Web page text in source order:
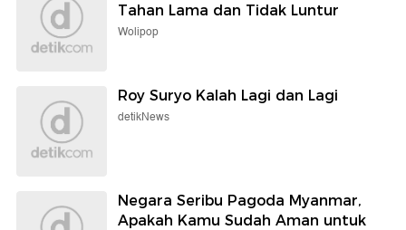
Tahan Lama dan Tidak Luntur
Wolipop
Roy Suryo Kalah Lagi dan Lagi
detikNews
Negara Seribu Pagoda Myanmar,
Apakah Kamu Sudah Aman untuk